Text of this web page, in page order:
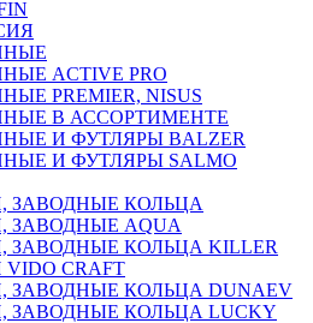
ACTIVE PRO
PREMIER, NISUS
В АССОРТИМЕНТЕ
И ФУТЛЯРЫ BALZER
И ФУТЛЯРЫ SALMO
ЗАВОДНЫЕ КОЛЬЦА
ЗАВОДНЫЕ AQUA
ЗАВОДНЫЕ КОЛЬЦА KILLER
CRAFT
ЗАВОДНЫЕ КОЛЬЦА DUNAEV
ЗАВОДНЫЕ КОЛЬЦА LUCKY